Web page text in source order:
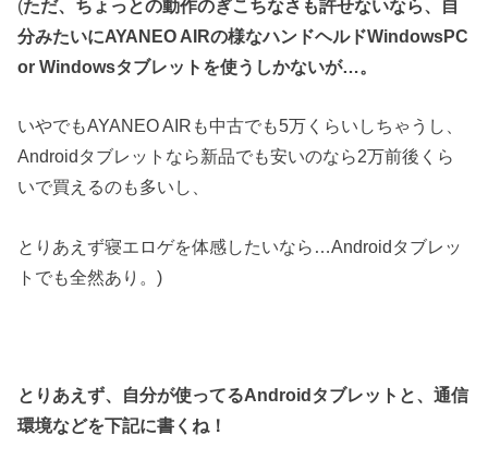
(ただ、ちょっとの動作のぎこちなさも許せないなら、自
分みたいにAYANEO AIRの様なハンドヘルドWindowsPC
or Windowsタブレットを使うしかないが…。
いやでもAYANEO AIRも中古でも5万くらいしちゃうし、
Androidタブレットなら新品でも安いのなら2万前後くら
いで買えるのも多いし、
とりあえず寝エロゲを体感したいなら…Androidタブレッ
トでも全然あり。)
とりあえず、自分が使ってるAndroidタブレットと、通信
環境などを下記に書くね！